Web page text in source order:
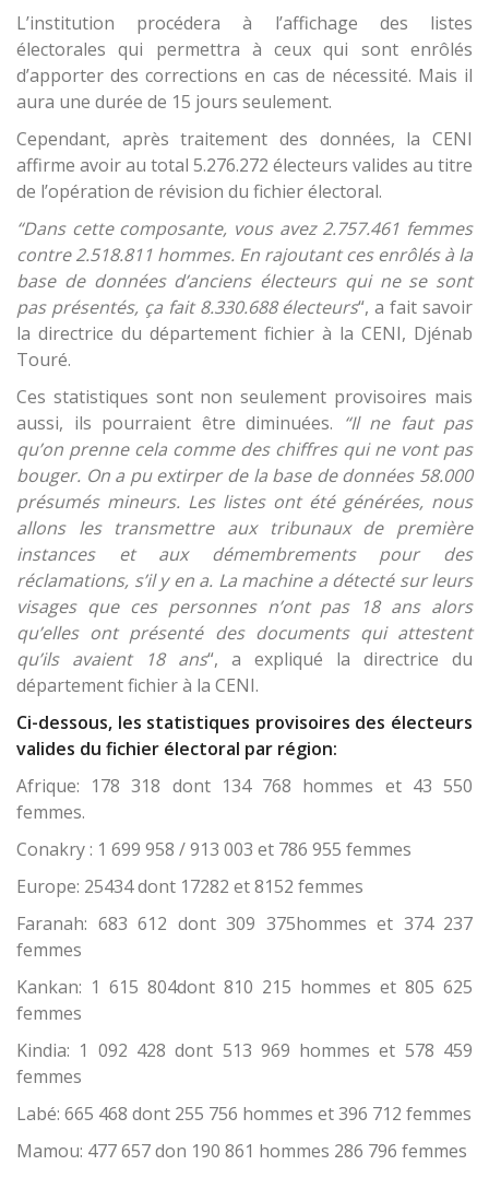
L’institution procédera à l’affichage des listes
électorales qui permettra à ceux qui sont enrôlés
d’apporter des corrections en cas de nécessité. Mais il
aura une durée de 15 jours seulement.
Cependant, après traitement des données, la CENI
affirme avoir au total 5.276.272 électeurs valides au titre
de l’opération de révision du fichier électoral.
“Dans cette composante, vous avez 2.757.461 femmes
contre 2.518.811 hommes. En rajoutant ces enrôlés à la
base de données d’anciens électeurs qui ne se sont
pas présentés, ça fait 8.330.688 électeurs“, a fait savoir
la directrice du département fichier à la CENI, Djénab
Touré.
Ces statistiques sont non seulement provisoires mais
aussi, ils pourraient être diminuées. “Il ne faut pas
qu’on prenne cela comme des chiffres qui ne vont pas
bouger. On a pu extirper de la base de données 58.000
présumés mineurs. Les listes ont été générées, nous
allons les transmettre aux tribunaux de première
instances et aux démembrements pour des
réclamations, s’il y en a. La machine a détecté sur leurs
visages que ces personnes n’ont pas 18 ans alors
qu’elles ont présenté des documents qui attestent
qu’ils avaient 18 ans“, a expliqué la directrice du
département fichier à la CENI.
Ci-dessous, les statistiques provisoires des électeurs
valides du fichier électoral par région:
Afrique: 178 318 dont 134 768 hommes et 43 550
femmes.
Conakry : 1 699 958 / 913 003 et 786 955 femmes
Europe: 25434 dont 17282 et 8152 femmes
Faranah: 683 612 dont 309 375hommes et 374 237
femmes
Kankan: 1 615 804dont 810 215 hommes et 805 625
femmes
Kindia: 1 092 428 dont 513 969 hommes et 578 459
femmes
Labé: 665 468 dont 255 756 hommes et 396 712 femmes
Mamou: 477 657 don 190 861 hommes 286 796 femmes